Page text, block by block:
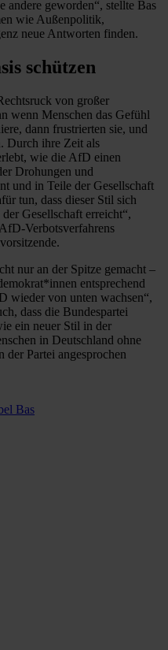
andere geworden“, stellte Bas
wie Außenpolitik,
neue Antworten finden.
schützen
von großer
wenn Menschen das Gefühl
dann frustrierten sie, und
Durch ihre Zeit als
wie die AfD einen
Drohungen und
und in Teile der Gesellschaft
tun, dass dieser Stil sich
Gesellschaft erreicht“,
Verbotsverfahrens
nur an der Spitze gemacht –
entsprechend
wieder von unten wachsen“,
dass die Bundespartei
ein neuer Stil in der
in Deutschland ohne
der Partei angesprochen
Bas